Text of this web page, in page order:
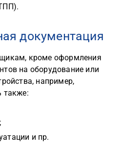
документация
кроме оформления
на оборудование или
например,
также:
и пр.